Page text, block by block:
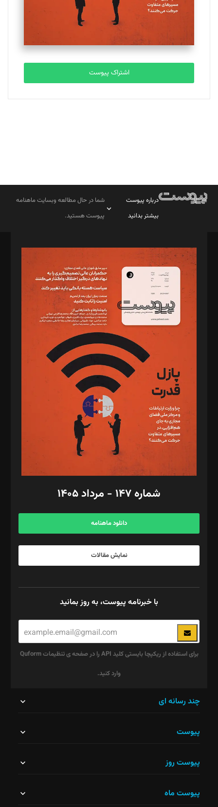
تحریریه
مصطفی مسجدی آرانی
تحریریه
بابک نقاش
تحریریه
اشتراک پیوست
درباره پیوست
بیشتر بدانید
شما در حال مطالعه وبسایت ماهنامه
پیوست هستید.
مدیر مسئول: محمدباقر اثنی‌عشری
سردبیر: مهرک محمودی
دبیر تحریریه: میثم قاسمی
د‌بیر ناداستان: سمانه سمیع
د‌بیر خدمت و تجارت: ابوالفضل رجبی
د‌بیر حقوق فناوری: حسام‌الدین ایپکچی
د‌بیر پیوست جهان: مینا پاکدل
د‌بیر تحریریه آنلاین: بابک نقاش
تحریریه‌: مجتبی محمود‌ی، آرش برهمند، یسنا امان‌پور، سروش کرمیان،
مصطفی مسجدی آرانی، ابوالفضل رجبی، زهرا فکرانه، فائزه فتحی
رستمی،مصطفی باستان
ویرایش: نگار استاد‌‌آقا
طراح یونیفرم: مجید توکلی
فیلمبرداری و عکاسی: امیر شفیعی، مانی لطفی زاده
گرافیک و صفحه‌آرایی: سید‌سبحان‌علی ثابت
مد‌یر توسعه تجاری: کامبیز برید‌
امور مالی: شاپور رهبری، محمد‌ کاظمی‌نیا
آگهی و مشترکین: ۰۹۱۹۹۹۹۰۴۵۴
شماره ۱۴۷ - مرداد ۱۴۰۵
دانلود ماهنامه
نمایش مقالات
با خبرنامه پیوست، به روز بمانید
برای استفاده از ریکپچا بایستی کلید API را در صفحه ی تنظیمات Quform
وارد کنید.
نباید
شود.
چند رسانه ای
پیوست
پیوست روز
پیوست ماه